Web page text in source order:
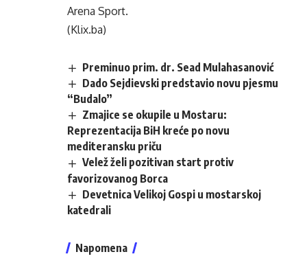
Arena Sport.
(Klix.ba)
Preminuo prim. dr. Sead Mulahasanović
Dado Sejdievski predstavio novu pjesmu
“Budalo”
Zmajice se okupile u Mostaru:
Reprezentacija BiH kreće po novu
mediteransku priču
Velež želi pozitivan start protiv
favorizovanog Borca
Devetnica Velikoj Gospi u mostarskoj
katedrali
Napomena